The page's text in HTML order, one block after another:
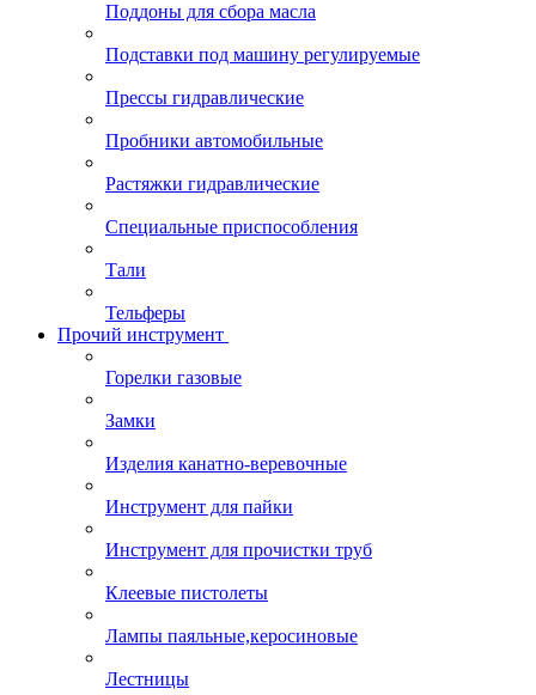
Поддоны для сбора масла
Подставки под машину регулируемые
Прессы гидравлические
Пробники автомобильные
Растяжки гидравлические
Специальные приспособления
Тали
Тельферы
Прочий инструмент
Горелки газовые
Замки
Изделия канатно-веревочные
Инструмент для пайки
Инструмент для прочистки труб
Клеевые пистолеты
Лампы паяльные,керосиновые
Лестницы